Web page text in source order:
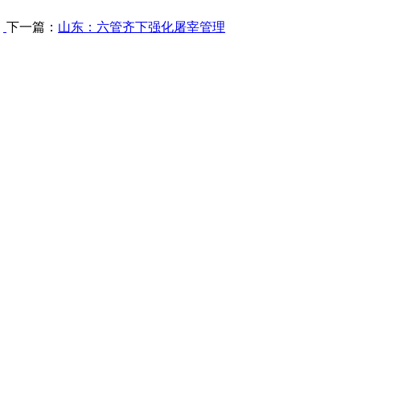
下一篇： 山东：六管齐下强化屠宰管理